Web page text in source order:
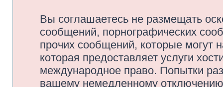
Вы соглашаетесь не размещать
сообщений, порнографических
прочих сообщений, которые могут
которая предоставляет услуги
международное право. Попытки
вашему немедленному